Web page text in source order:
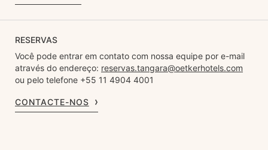
RESERVAS
Você pode entrar em contato com nossa equipe por e-mail
através do endereço: reservas.tangara@oetkerhotels.com
ou pelo telefone +55 11 4904 4001
CONTACTE-NOS